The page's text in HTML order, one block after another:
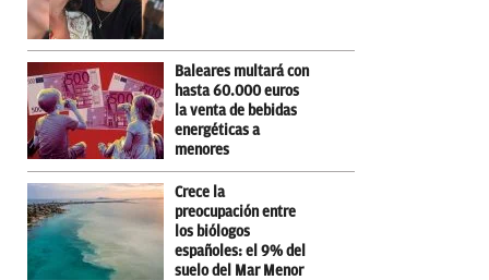
Baleares multará con
hasta 60.000 euros
la venta de bebidas
energéticas a
menores
Crece la
preocupación entre
los biólogos
españoles: el 9% del
suelo del Mar Menor